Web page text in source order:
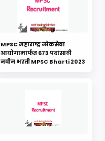
MPSC महाराष्ट्र लोकसेवा
आयोगामार्फत 673 पदांसाठी
नवीन भरती MPSC Bharti 2023